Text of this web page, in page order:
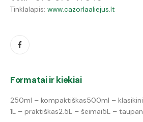
Tinklalapis: www.cazorlaaliejus.lt
Formatai ir kiekiai
250ml – kompaktiškas500ml –
1L – praktiškas2.5L – šeimai5L –